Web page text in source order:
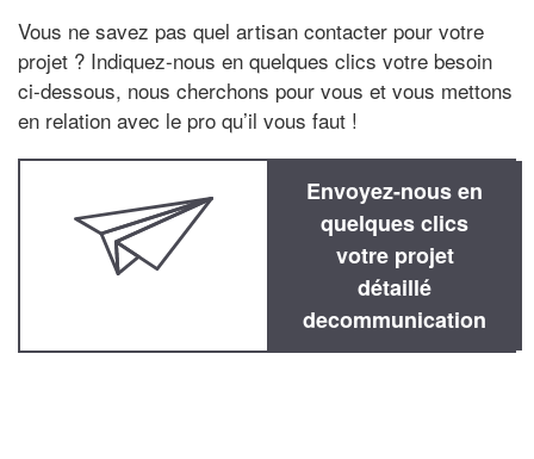
Vous ne savez pas quel artisan contacter pour votre
projet ? Indiquez-nous en quelques clics votre besoin
ci-dessous, nous cherchons pour vous et vous mettons
en relation avec le pro qu’il vous faut !
Envoyez-nous en
quelques clics
votre projet
détaillé
decommunication